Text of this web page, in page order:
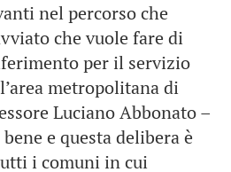
nel percorso che
che vuole fare di
per il servizio
metropolitana di
Luciano Abbonato –
e questa delibera è
i comuni in cui